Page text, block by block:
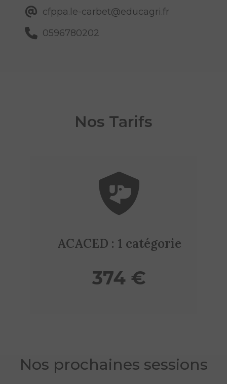
cfppa.le-carbet@educagri.fr
0596780202
Nos Tarifs
ACACED : 1 catégorie
374 €
Nos prochaines sessions